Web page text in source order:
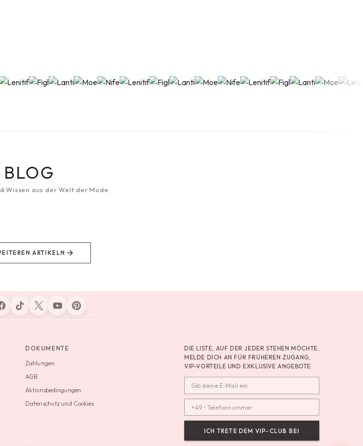
BLOG
Wissen aus der Welt der Mode
ARTIKELN
DOKUMENTE
Zahlungen
AGB
Aktionsbedingungen
Datenschutz und Cookies
DIE LISTE, AUF DER JEDER STEHEN MÖCHTE.
MELDE DICH AN FÜR FRÜHEREN ZUGANG,
VIP-VORTEILE UND EXKLUSIVE ANGEBOTE.
ICH TRETE DEM VIP-CLUB BEI